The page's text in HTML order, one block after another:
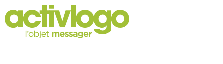
to
content